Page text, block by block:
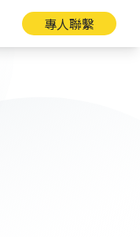
專人聯繫